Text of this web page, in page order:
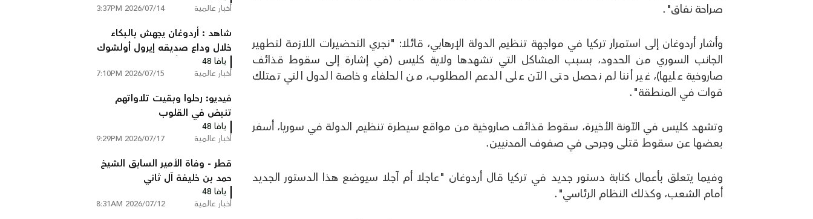
صراحة نفاق".
وأشار أردوغان إلى استمرار تركيا في مواجهة تنظيم الدولة الإرهابي، قائلا: "نجري التحضيرات اللازمة لتطهير
الجانب السوري من الحدود، بسبب المشاكل التي تشهدها ولاية كليس (في إشارة إلى سقوط قذائف
صاروخية عليها)، غير أننا لم نحصل حتى الآن على الدعم المطلوب، من الحلفاء وخاصة الدول التي تمتلك
قوات في المنطقة".
وتشهد كليس في الآونة الأخيرة، سقوط قذائف صاروخية من مواقع سيطرة تنظيم الدولة في سوريا، أسفر
بعضها عن سقوط قتلى وجرحى في صفوف المدنيين.
وفيما يتعلق بأعمال كتابة دستور جديد في تركيا قال أردوغان "عاجلا أم آجلا سيوضع هذا الدستور الجديد
أمام الشعب، وكذلك النظام الرئاسي".
أخبار عالمية 2026/07/14 3:37PM
شاهد : أردوغان يجهش بالبكاء
خلال وداع صديقه إيرول أولشوك
ونجله اللذين قُتلا في محاولة
الانقلاب عام 2016
يافا 48
أخبار عالمية 2026/07/15 7:10PM
فيديو: رحلوا وبقيت تلاواتهم
تنبض في القلوب
يافا 48
أخبار عالمية 2026/07/17 9:29PM
قطر - وفاة الأمير السابق الشيخ
حمد بن خليفة آل ثاني
يافا 48
أخبار عالمية 2026/07/12 8:31AM